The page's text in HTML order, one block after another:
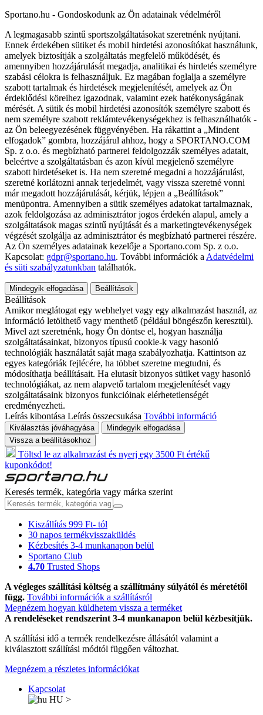
Sportano.hu - Gondoskodunk az Ön adatainak védelméről
A legmagasabb szintű sportszolgáltatásokat szeretnénk nyújtani.
Ennek érdekében sütiket és mobil hirdetési azonosítókat használunk,
amelyek biztosítják a szolgáltatás megfelelő működését, és
amennyiben hozzájárulását megadja, analitikai és hirdetés személyre
szabási célokra is felhasználjuk. Ez magában foglalja a személyre
szabott tartalmak és hirdetések megjelenítését, amelyek az Ön
érdeklődési köreihez igazodnak, valamint ezek hatékonyságának
mérését. A sütik és mobil hirdetési azonosítók személyre szabott és
nem személyre szabott reklámtevékenységekhez is felhasználhatók -
az Ön beleegyezésének függvényében. Ha rákattint a „Mindent
elfogadok” gombra, hozzájárul ahhoz, hogy a SPORTANO.COM
Sp. z o.o. és megbízható partnerei feldolgozzák személyes adatait,
beleértve a szolgáltatásban és azon kívül megjelenő személyre
szabott hirdetéseket is. Ha nem szeretné megadni a hozzájárulást,
szeretné korlátozni annak terjedelmét, vagy vissza szeretné vonni
már megadott hozzájárulását, kérjük, lépjen a „Beállítások”
menüpontra. Amennyiben a sütik személyes adatokat tartalmaznak,
azok feldolgozása az adminisztrátor jogos érdekén alapul, amely a
szolgáltatások magas szintű nyújtását és a marketingtevékenységek
végzését szolgálja az adminisztrátor és megbízható partnerei részére.
Az Ön személyes adatainak kezelője a Sportano.com Sp. z o.o.
Kapcsolat: gdpr@sportano.hu. További információk a Adatvédelmi
és süti szabályzatunkban találhatók.
Mindegyik elfogadása Beállítások
Beállítások
Amikor meglátogat egy webhelyet vagy egy alkalmazást használ, az
információ letölthető vagy menthető (például böngészőn keresztül).
Mivel azt szeretnénk, hogy Ön döntse el, hogyan használja
szolgáltatásainkat, bizonyos típusú cookie-k vagy hasonló
technológiák használatát saját maga szabályozhatja. Kattintson az
egyes kategóriák fejlécére, ha többet szeretne megtudni, és
módosíthatja beállításait. Ha elutasít bizonyos sütiket vagy hasonló
technológiákat, az nem alapvető tartalom megjelenítését vagy
szolgáltatásaink bizonyos funkcióinak elérhetetlenségét
eredményezheti.
Leírás kibontása Leírás összecsukása További információ
Kiválasztás jóváhagyása
Mindegyik elfogadása
Vissza a beállításokhoz
Töltsd le az alkalmazást és nyerj egy 3500 Ft értékű
kuponkódot!
Keresés termék, kategória vagy márka szerint
Kiszállítás 999 Ft- tól
30 napos termékvisszaküldés
Kézbesítés 3-4 munkanapon belül
Sportano Club
4.70 Trusted Shops
A végleges szállítási költség a szállítmány súlyától és méretétől
függ. További információk a szállításról
Megnézem hogyan küldhetem vissza a terméket
A rendeléseket rendszerint 3-4 munkanapon belül kézbesítjük.
A szállítási idő a termék rendelkezésre állásától valamint a
kiválasztott szállítási módtól függően változhat.
Megnézem a részletes információkat
Kapcsolat
HU >